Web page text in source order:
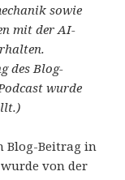
sowie
mit der AI-
des Blog-
wurde
Blog-Beitrag in
von der